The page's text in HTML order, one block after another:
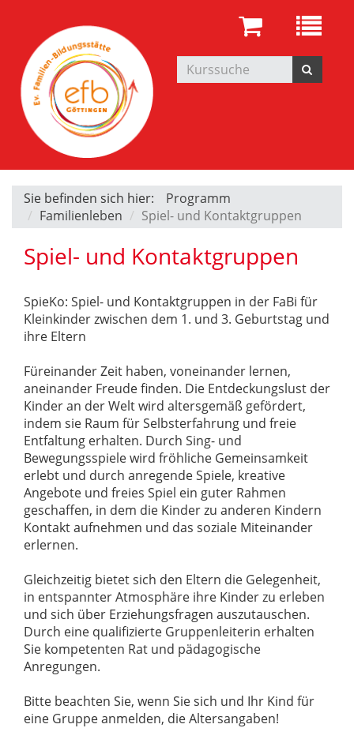
Sie befinden sich hier:
Programm
Familienleben
Spiel- und Kontaktgruppen
Spiel- und Kontaktgruppen
SpieKo: Spiel- und Kontaktgruppen in der FaBi für
Kleinkinder zwischen dem 1. und 3. Geburtstag und
ihre Eltern
Füreinander Zeit haben, voneinander lernen,
aneinander Freude finden. Die Entdeckungslust der
Kinder an der Welt wird altersgemäß gefördert,
indem sie Raum für Selbsterfahrung und freie
Entfaltung erhalten. Durch Sing- und
Bewegungsspiele wird fröhliche Gemeinsamkeit
erlebt und durch anregende Spiele, kreative
Angebote und freies Spiel ein guter Rahmen
geschaffen, in dem die Kinder zu anderen Kindern
Kontakt aufnehmen und das soziale Miteinander
erlernen.
Gleichzeitig bietet sich den Eltern die Gelegenheit,
in entspannter Atmosphäre ihre Kinder zu erleben
und sich über Erziehungsfragen auszutauschen.
Durch eine qualifizierte Gruppenleiterin erhalten
Sie kompetenten Rat und pädagogische
Anregungen.
Bitte beachten Sie, wenn Sie sich und Ihr Kind für
eine Gruppe anmelden, die Altersangaben!